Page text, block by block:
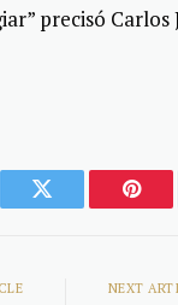
precisó Carlos
Twitter
NEXT